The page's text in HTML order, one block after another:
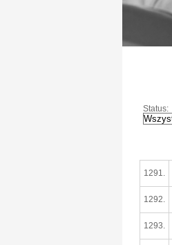
Status:
1291.
1292.
1293.